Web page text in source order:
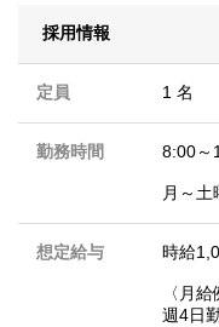
採用情報
定員 1 名
勤務時間 8:00～
月～土
想定給与 時給
〈月給
週4日